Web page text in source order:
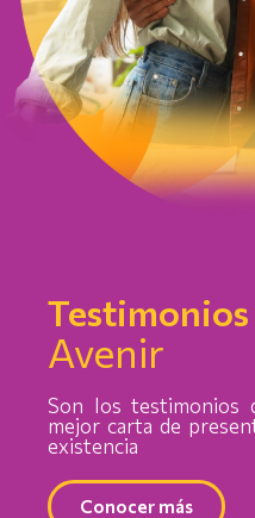
Testimonios
Avenir
Son los testimonios
mejor carta de
existencia
Conocer más